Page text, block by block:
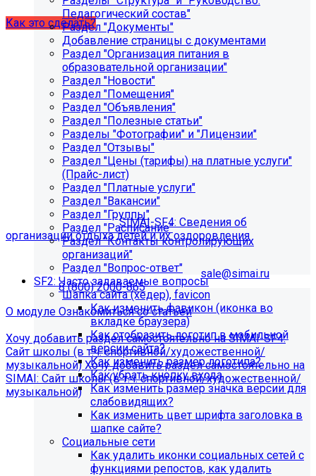
обновлений».
Как это сделать?
Как добавить раздел "Сведения об
организации отдыха детей и их
оздоровления"?
Приобретите модульSIMAI-SF4: Сведения об
организации отдыха детей и их оздоровления
Для приобретения модуля необходимо обратиться в
отдел продаж по электронной почте sale@simai.ru
телефону8 (800) 2000-865
О модуле Ознакомиться со статьей
Хочу добавить раздел самостоятельно на SIMAI-SF4:
Сайт школы (в т.ч. спортивной/художественной/
музыкальной) Хочу добавить раздел самостоятельно на
SIMAI: Сайт школы (в т.ч. спортивной/художественной/
музыкальной)
Информация по появлению ошибки
[MP_LICENSE_VIOLATION] В вашу лицензию не входит
модуль SIMAI-SF4: Сведения об образовательной
организации (simai.sveden)
Педагогический состав"
Раздел "Документы"
Добавление страницы с документами
Раздел "Организация питания в
образовательной организации"
Раздел "Новости"
Раздел "Помещения"
Раздел "Объявления"
Раздел "Полезные статьи"
Разделы "Фотографии" и "Лицензии"
Раздел "Отзывы"
Раздел "Цены (тарифы) на платные услуги"
(Прайс-лист)
Раздел "Платные услуги"
Раздел "Вакансии"
Раздел "Группы"
Раздел "Расписание"
Раздел "Контакты контролирующих
организаций"
Раздел "Вопрос-ответ"
SF2: Часто задаваемые вопросы
Шапка сайта (хедер), favicon
Как изменить фавикон (иконка во
вкладке браузера)
Как отобразить логотип в мобильной
версии сайта?
Как изменить размер логотипа?
Как убрать кнопку входа
Как изменить размер значка версии для
слабовидящих?
Как изменить цвет шрифта заголовка в
шапке сайте?
Социальные сети
Как удалить иконки социальных сетей с
функциями репостов, как удалить